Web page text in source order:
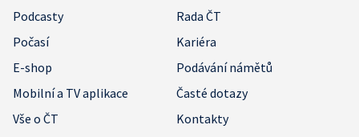
Podcasty
Rada ČT
Počasí
Kariéra
E-shop
Podávání námětů
Mobilní a TV aplikace
Časté dotazy
Vše o ČT
Kontakty